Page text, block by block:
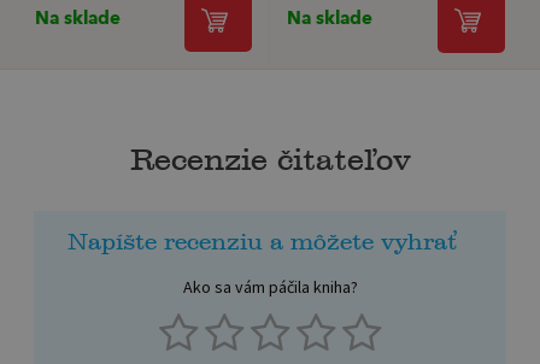
Na sklade Na sklade
Recenzie čitateľov
Napíšte recenziu a môžete vyhrať
Ako sa vám páčila kniha?